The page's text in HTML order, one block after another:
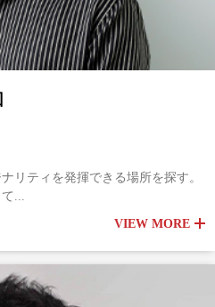
リティを発揮できる場所を探す。
...
VIEW MORE